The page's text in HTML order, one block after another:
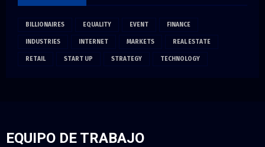
BILLIONAIRES EQUALITY EVENT FINANCE
INDUSTRIES INTERNET MARKETS REAL ESTATE
RETAIL START UP STRATEGY TECHNOLOGY
EQUIPO DE TRABAJO